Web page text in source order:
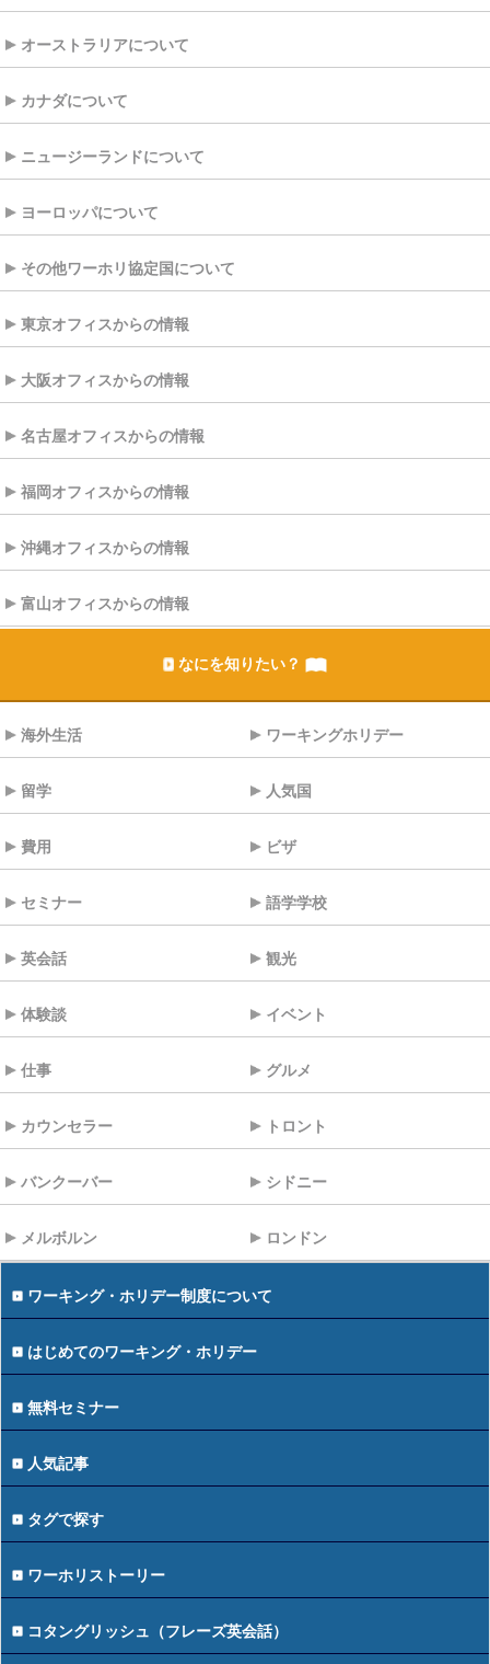
オーストラリアについて
カナダについて
ニュージーランドについて
ヨーロッパについて
その他ワーホリ協定国について
東京オフィスからの情報
大阪オフィスからの情報
名古屋オフィスからの情報
福岡オフィスからの情報
沖縄オフィスからの情報
富山オフィスからの情報
なにを知りたい？
海外生活 ワーキングホリデー
留学 人気国
費用 ビザ
セミナー 語学学校
英会話 観光
体験談 イベント
仕事 グルメ
カウンセラー トロント
バンクーバー シドニー
メルボルン ロンドン
ワーキング・ホリデー制度について
はじめてのワーキング・ホリデー
無料セミナー
人気記事
タグで探す
ワーホリストーリー
コタングリッシュ（フレーズ英会話）